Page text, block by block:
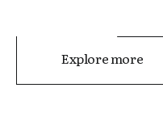
Explore more